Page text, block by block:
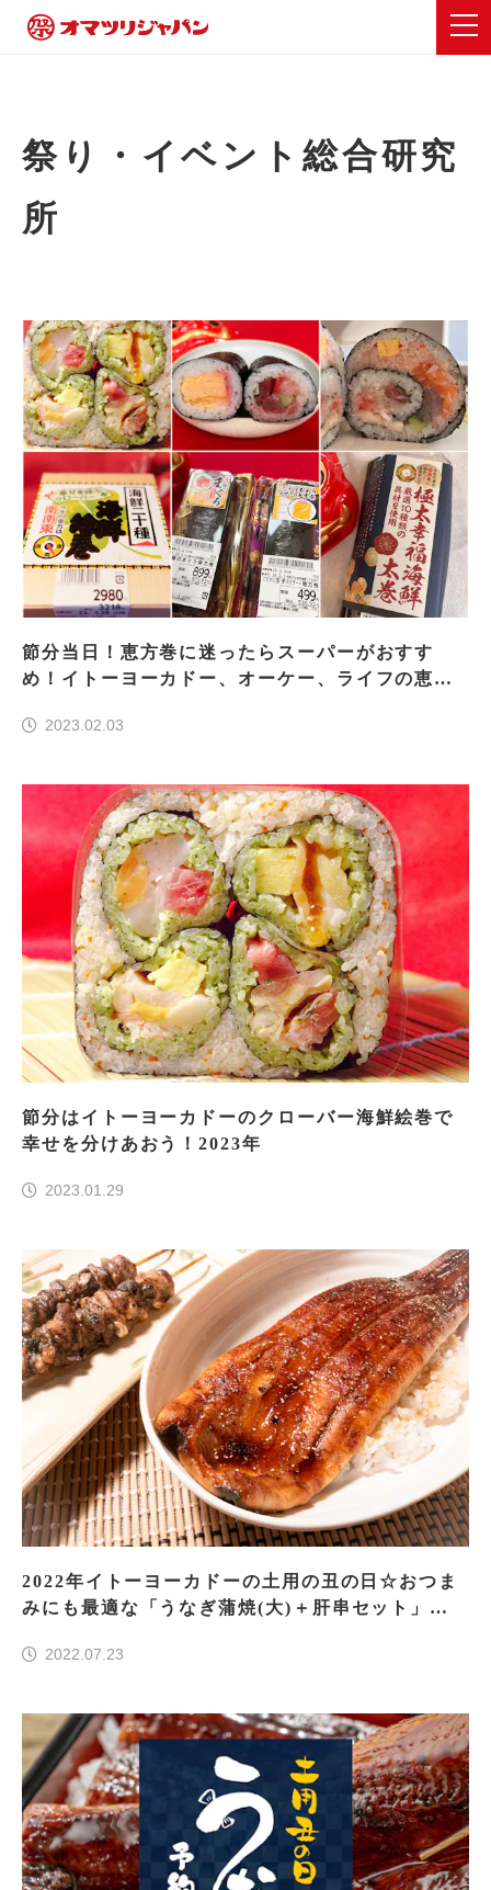
祭り・イベント総合研究
所
節分当日！恵方巻に迷ったらスーパーがおすす
め！イトーヨーカドー、オーケー、ライフの恵方
2023.02.03
節分はイトーヨーカドーのクローバー海鮮絵巻で
幸せを分けあおう！2023年
2023.01.29
2022年イトーヨーカドーの土用の丑の日☆おつま
みにも最適な「うなぎ蒲焼(大)＋肝串セット」実
2022.07.23